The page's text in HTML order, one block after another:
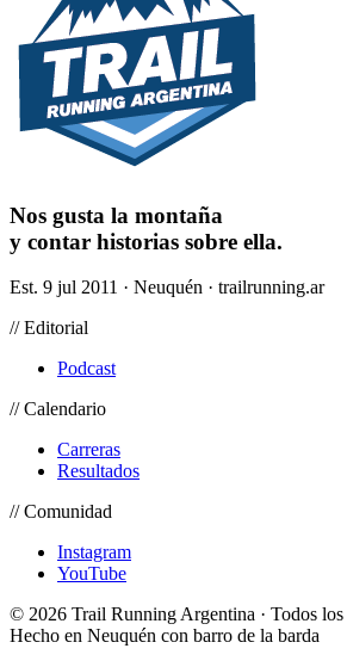
Nos gusta la montaña
y contar historias sobre ella.
Est. 9 jul 2011 · Neuquén · trailrunning.ar
// Editorial
Podcast
// Calendario
Carreras
Resultados
// Comunidad
Instagram
YouTube
© 2026 Trail Running Argentina · Todos los
Hecho en Neuquén con barro de la barda